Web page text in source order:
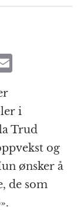
ai
li
Trud
og
ønsker å
de som